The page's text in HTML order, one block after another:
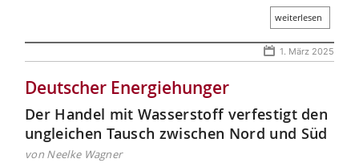
weiterlesen
1. März 2025
Deutscher Energiehunger
Der Handel mit Wasserstoff verfestigt den
ungleichen Tausch zwischen Nord und Süd
von Neelke Wagner